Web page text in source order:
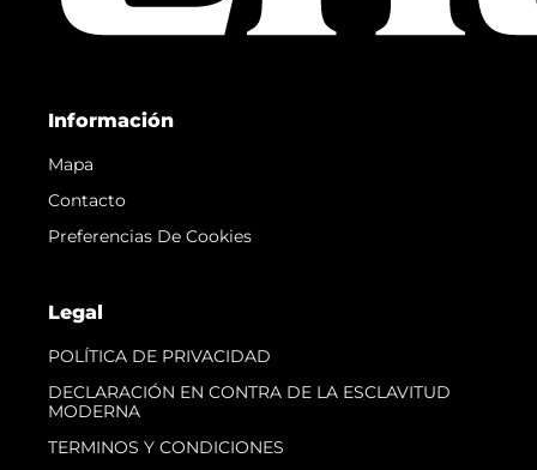
Información
Mapa
Contacto
Preferencias De Cookies
Legal
POLÍTICA DE PRIVACIDAD
DECLARACIÓN EN CONTRA DE LA ESCLAVITUD
MODERNA
TERMINOS Y CONDICIONES